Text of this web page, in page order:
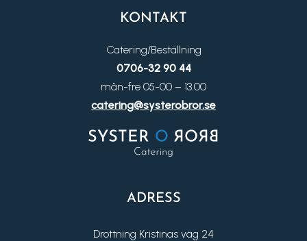
KONTAKT
Catering/Beställning
0706-32 90 44
mån-fre 05-00 – 13.00
catering@systerobror.se
ADRESS
Drottning Kristinas väg 24